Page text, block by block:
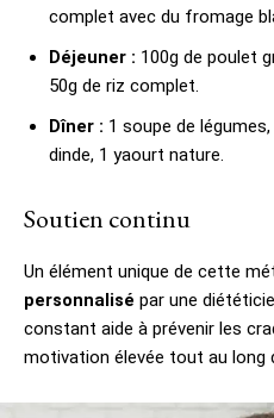
complet avec du fromage
Déjeuner : 100g de poulet
50g de riz complet.
Dîner : 1 soupe de
dinde, 1 yaourt nature.
Soutien continu
Un élément unique de cette
personnalisé par une
constant aide à prévenir les
motivation élevée tout au long